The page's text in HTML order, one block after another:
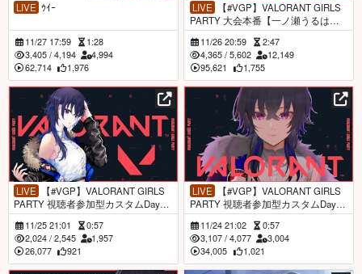
LIVE ｳｲｰ
11/27 17:59
1:28
3,405/ 4,194
4,994
62,714
1,976
LIVE
PARTY 大会本番【一ノ瀬うるは視
点】
11/26 20:59
2:47
4,365 /5,602
12,149
95,621
1,755
LIVE
PARTY 視聴者参加型カスタムDay3
【一ノ瀬うるは視点】
11/25 21:01
0:57
2,024/ 2,545
1,957
26,077
921
LIVE
PARTY 視聴者参加型カスタムDay2
【一ノ瀬うるは視点】
11/24 21:02
0:57
3,107 /4,077
3,004
34,005
1,021